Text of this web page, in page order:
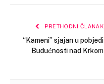
PRETHODNI ČLANAK
“Kameni” sjajan u pobjedi
Budućnosti nad Krkom